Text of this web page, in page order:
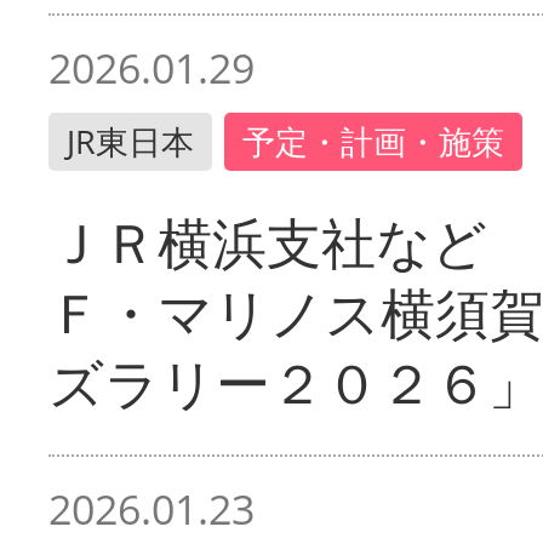
2026.01.29
JR東日本 予定・計画・施策
ＪＲ横浜支社など
Ｆ・マリノス横須
ズラリー２０２６」
2026.01.23